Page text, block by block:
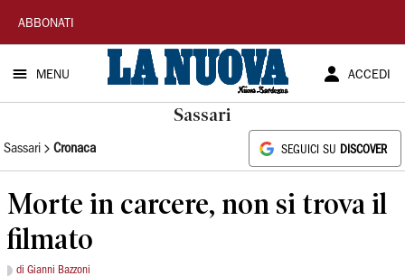
La
Nuova
Sardegna
ABBONATI
MENU ACCEDI
Sassari
Sassari Cronaca SEGUICI SU DISCOVER
Morte in carcere, non si trova il
filmato
di Gianni Bazzoni